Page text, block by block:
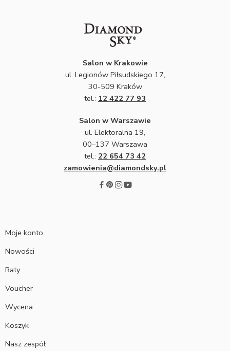
Salon w Krakowie
ul. Legionów Piłsudskiego 17,
30-509 Kraków
tel.: 12 422 77 93
Salon w Warszawie
ul. Elektoralna 19,
00–137 Warszawa
tel.: 22 654 73 42
zamowienia@diamondsky.pl
Moje konto
Nowości
Raty
Voucher
Wycena
Koszyk
Nasz zespół